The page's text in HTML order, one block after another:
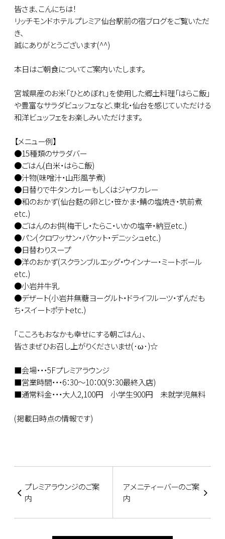
皆さま、こんにちは！
リッチモンドホテルプレミア仙台駅前の宿ブログをご覧いただ
き、
誠にありがとうございます(^^)
本日はご朝食についてご案内いたします。
宮城県産のお米「ひとめぼれ」を使用した郷土料理「はらこ飯」
や豊富なサラダビュッフェなど、東北・仙台を感じていただける
和洋ビュッフェをお楽しみいただけます。
【メニュー例】
●15種類のサラダバー
●ごはん(白米・はらこ飯)
●汁物(味噌汁・山形風芋煮)
●日替りで牛タンカレーもしくはジャワカレー
●和のおかず(仙台麩の卵とじ・笹かま・鯖の塩焼き・筑前煮
etc.)
●ごはんのお供(梅干し・たらこ・いかの塩辛・納豆etc.)
●パン(クロワッサン・バケット・デニッシュetc.)
●日替わりスープ
●洋のおかず(スクランブルエッグ・ウインナー・ミートボール
etc.)
●小岩井牛乳
●デザート(小岩井無糖ヨーグルト・ドライフルーツ・ずんだも
ち・スイートポテトetc.)
｢こころもおなかも幸せにする朝ごはん｣、
皆さまぜひお召し上がりくださいませ(･ω･)☆
■会場・・・5Fプレミアラウンジ
■営業時間・・・6：30～10：00(9：30最終入店)
■通常料金・・・大人2,100円 小学生900円 未就学児無料
(掲載日時点の情報です)
プレミアラウンジのご案
内
アメニティーバーのご案
内